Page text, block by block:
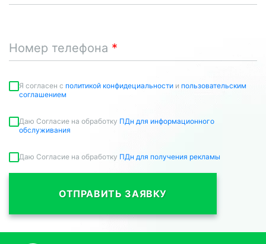
Номер телефона
Я согласен c политикой конфидециальности и пользовательским
соглашением
Даю Согласие на обработку ПДн для информационного
обслуживания
Даю Согласие на обработку ПДн для получения рекламы
ОТПРАВИТЬ ЗАЯВКУ